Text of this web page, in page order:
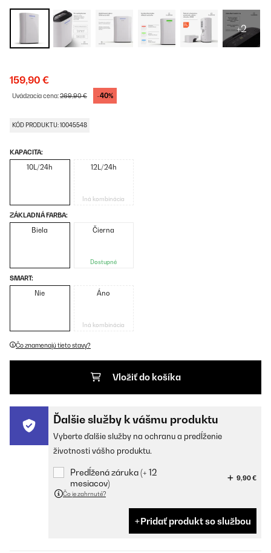
+2
159,90 €
Uvádzacia cena:269,90 € -40%
KÓD PRODUKTU: 10045548
KAPACITA:
10L/24h 12L/24h
Iná kombinácia
ZÁKLADNÁ FARBA:
Biela Čierna
Dostupné
SMART:
Nie Áno
Iná kombinácia
Čo znamenajú tieto stavy?
Vložiť do košíka
Ďalšie služby k vášmu produktu
Vyberte ďalšie služby na ochranu a predĺženie
životnosti vášho produktu.
Predĺžená záruka (+ 12
mesiacov)
9,90 €
Čo je zahrnuté?
Pridať produkt so službou